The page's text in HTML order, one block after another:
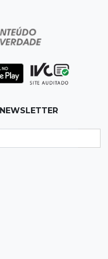
homem se
feminicídio
20 leitos de UTI e
foi entregue
facção
aqueles que fazem